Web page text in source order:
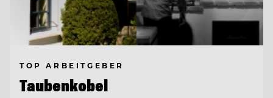
TOP ARBEITGEBER
Taubenkobel